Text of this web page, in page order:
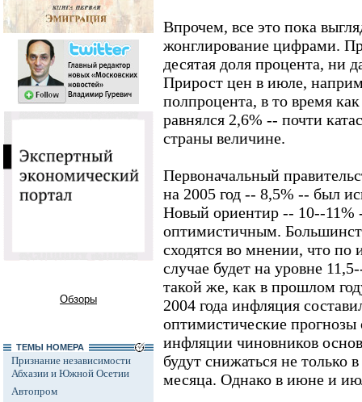
Обзоры
ТЕМЫ НОМЕРА
Признание независимости
Абхазии и Южной Осетии
Автопром
Впрочем, все это пока
жонглирование цифрами.
десятая доля процента, ни
Прирост цен в июле,
полпроцента, в то время как
равнялся 2,6% -- почти
страны величине.
Первоначальный
на 2005 год -- 8,5% -- был
Новый ориентир -- 10--11%
оптимистичным.
сходятся во мнении, что по
случае будет на уровне
такой же, как в прошлом
2004 года инфляция
оптимистические прогнозы
инфляции чиновников
будут снижаться не только
месяца. Однако в июне и